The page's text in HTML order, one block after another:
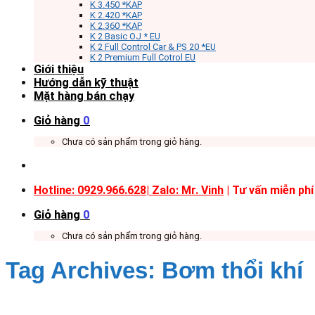
K 3.450 *KAP
K 2.420 *KAP
K 2.360 *KAP
K 2 Basic OJ * EU
K 2 Full Control Car & PS 20 *EU
K 2 Premium Full Cotrol EU
Giới thiệu
Hướng dẫn kỹ thuật
Mặt hàng bán chạy
Giỏ hàng 0
Chưa có sản phẩm trong giỏ hàng.
Hotline: 0929.966.628| Zalo: Mr. Vinh | Tư vấn miễn
Giỏ hàng 0
Chưa có sản phẩm trong giỏ hàng.
Tag Archives: Bơm thổi khí